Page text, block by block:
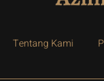
Tentang Kami